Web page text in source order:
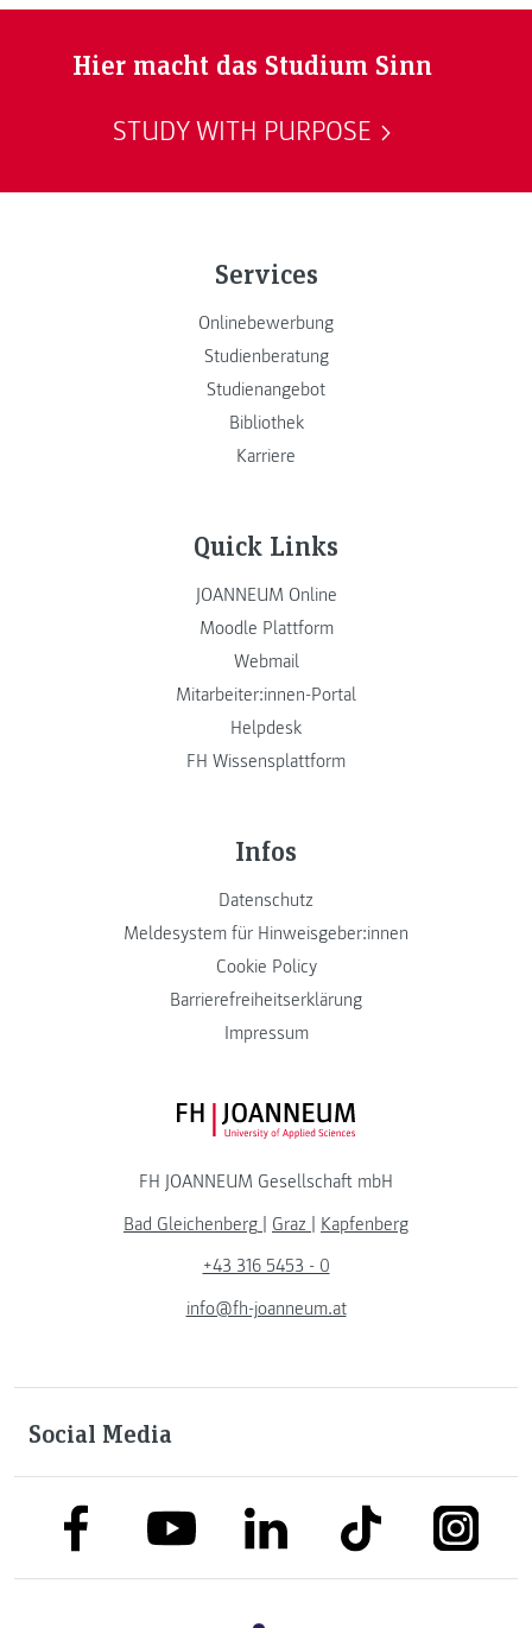
Hier macht das Studium Sinn
STUDY WITH PURPOSE
Services
Onlinebewerbung
Studienberatung
Studienangebot
Bibliothek
Karriere
Quick Links
JOANNEUM Online
Moodle Plattform
Webmail
Mitarbeiter:innen-Portal
Helpdesk
FH Wissensplattform
Infos
Datenschutz
Meldesystem für Hinweisgeber:innen
Cookie Policy
Barrierefreiheitserklärung
Impressum
FH JOANNEUM Logo
FH JOANNEUM Gesellschaft mbH
Bad Gleichenberg | Graz | Kapfenberg
+43 316 5453 - 0
info@fh-joanneum.at
Social Media
link to facebooklink to youtubelink to linkedinlink to tiktok link to